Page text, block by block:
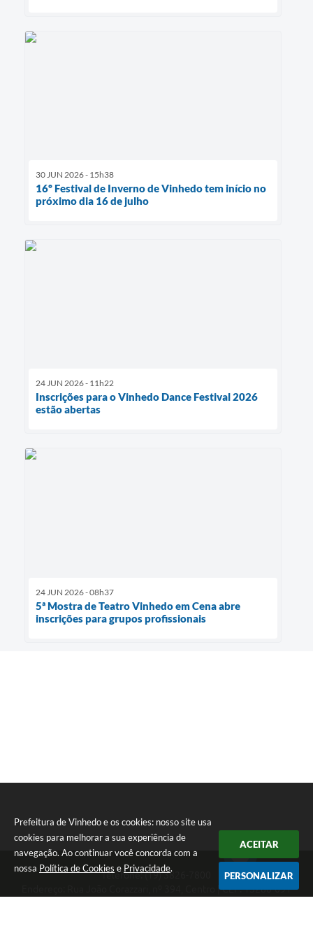
Prefeitura de Vinhedo e os cookies: nosso site usa
cookies para melhorar a sua experiência de
navegação. Ao continuar você concorda com a
nossa Política de Cookies e Privacidade.
ACEITAR
PERSONALIZAR
30 JUN 2026 - 15h38
16º Festival de Inverno de Vinhedo tem início no
próximo dia 16 de julho
24 JUN 2026 - 11h22
Inscrições para o Vinhedo Dance Festival 2026
estão abertas
24 JUN 2026 - 08h37
5ª Mostra de Teatro Vinhedo em Cena abre
inscrições para grupos profissionais
Telefone: (19) 3826-7800
Endereço: Rua João Corazzari, nº 394, Centro | CEP: 13280-091